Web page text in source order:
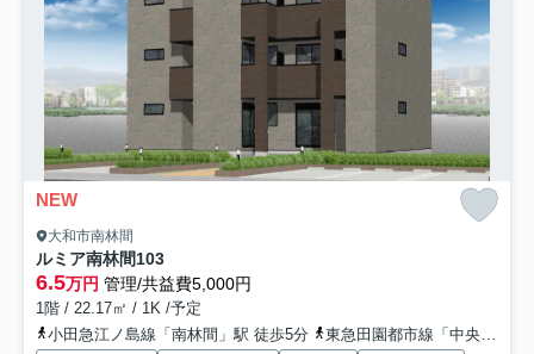
NEW
大和市南林間
ルミア南林間103
6.5万円 管理/共益費5,000円
1階 / 22.17㎡ / 1K /予定
小田急江ノ島線「南林間」駅 徒歩5分
東急田園都市線「中央林間」駅 徒歩13分